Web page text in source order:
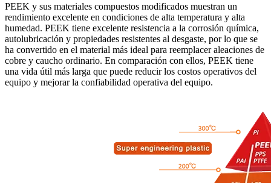
PEEK y sus materiales compuestos modificados muestran un
rendimiento excelente en condiciones de alta temperatura y alta
humedad. PEEK tiene excelente resistencia a la corrosión química,
autolubricación y propiedades resistentes al desgaste, por lo que se
ha convertido en el material más ideal para reemplacer aleaciones de
cobre y caucho ordinario. En comparación con ellos, PEEK tiene
una vida útil más larga que puede reducir los costos operativos del
equipo y mejorar la confiabilidad operativa del equipo.